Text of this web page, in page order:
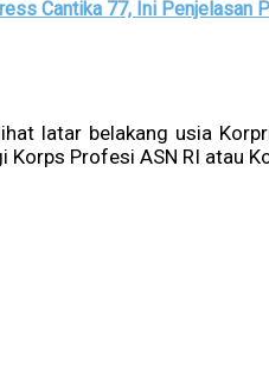
Cantika 77, Ini Penjelasan
latar belakang usia
Korps Profesi ASN RI atau